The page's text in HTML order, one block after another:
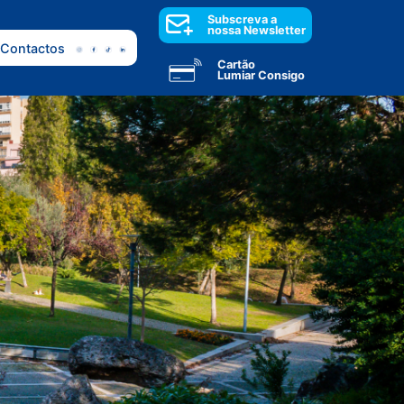
Contactos
Subscreva a
nossa Newsletter
Cartão
Lumiar Consigo